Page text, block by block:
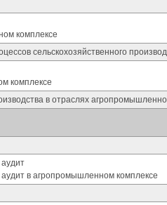
комплексе
сельскохозяйственного
комплексе
в отраслях
аудит
аудит в агропромышленном комплексе